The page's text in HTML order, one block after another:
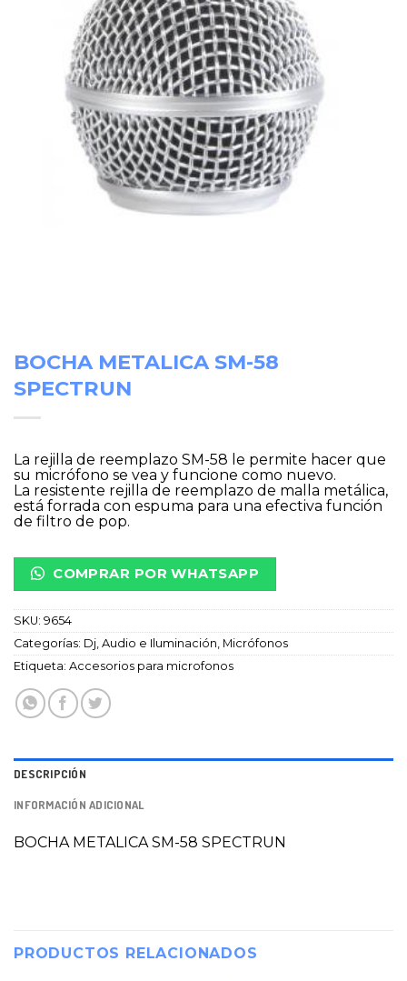
BOCHA METALICA SM-58
SPECTRUN
La rejilla de reemplazo SM-58 le permite hacer que
su micrófono se vea y funcione como nuevo.
La resistente rejilla de reemplazo de malla metálica,
está forrada con espuma para una efectiva función
de filtro de pop.
COMPRAR POR WHATSAPP
SKU: 9654
Categorías: Dj, Audio e Iluminación Micrófonos
Etiqueta: Accesorios para microfonos
DESCRIPCIÓN
INFORMACIÓN ADICIONAL
BOCHA METALICA SM-58 SPECTRUN
PRODUCTOS RELACIONADOS